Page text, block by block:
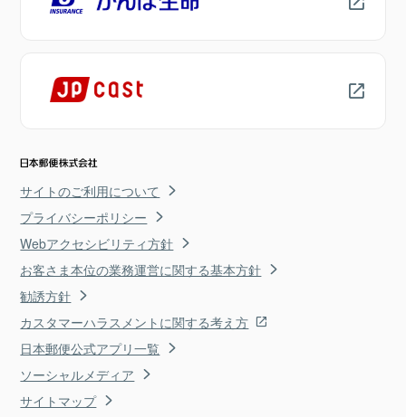
サイトのご利用について
プライバシーポリシー
Webアクセシビリティ方針
お客さま本位の業務運営に関する基本方針
勧誘方針
カスタマーハラスメントに関する考え方
日本郵便公式アプリ一覧
ソーシャルメディア
サイトマップ